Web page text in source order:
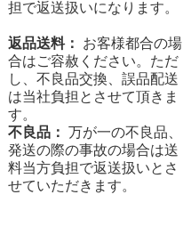
担で返送扱いになります。
返品送料： お客様都合の場
合はご容赦ください。ただ
し、不良品交換、誤品配送
は当社負担とさせて頂きま
す。
不良品：
万が一の不良品、
発送の際の事故の場合は送
料当方負担で返送扱いとさ
せていただきます。